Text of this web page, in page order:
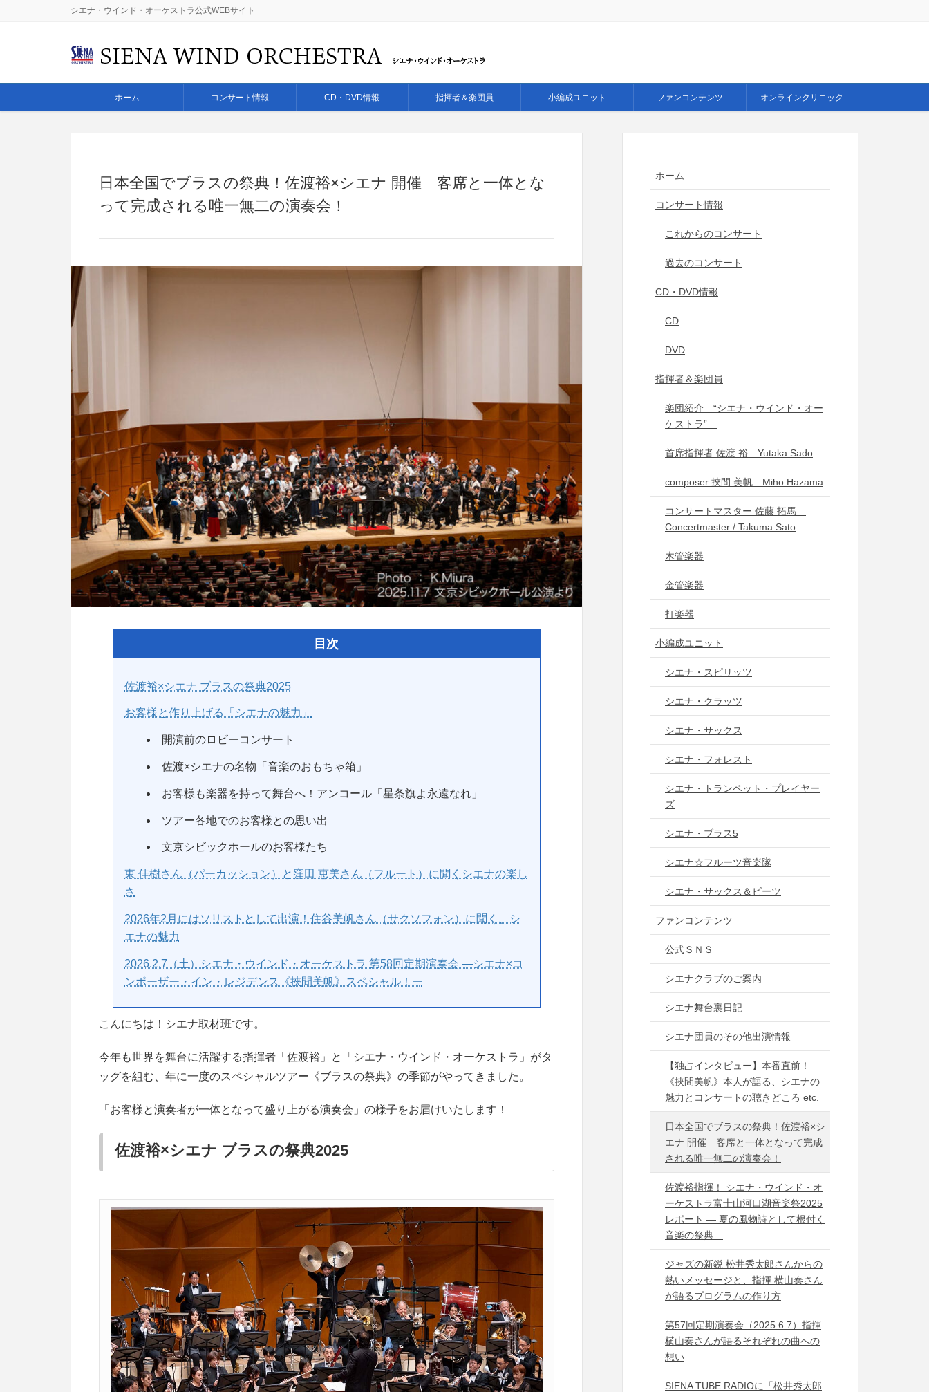
シエナ・ウインド・オーケストラ公式WEBサイト
ホーム コンサート情報 CD・DVD情報 指揮者＆楽団員 小編成ユニット ファンコンテンツ オンラインクリニック
日本全国でブラスの祭典！佐渡裕×シエナ 開催 客席と一体とな
って完成される唯一無二の演奏会！
目次
佐渡裕×シエナ ブラスの祭典2025
お客様と作り上げる「シエナの魅力」
開演前のロビーコンサート
佐渡×シエナの名物「音楽のおもちゃ箱」
お客様も楽器を持って舞台へ！アンコール「星条旗よ永遠なれ」
ツアー各地でのお客様との思い出
文京シビックホールのお客様たち
東 佳樹さん（パーカッション）と窪田 恵美さん（フルート）に聞くシエナの楽し
さ
2026年2月にはソリストとして出演！住谷美帆さん（サクソフォン）に聞く、シ
エナの魅力
2026.2.7（土）シエナ・ウインド・オーケストラ 第58回定期演奏会 ―シエナ×コ
ンポーザー・イン・レジデンス《挾間美帆》スペシャル！ー
こんにちは！シエナ取材班です。
今年も世界を舞台に活躍する指揮者「佐渡裕」と「シエナ・ウインド・オーケストラ」がタ
ッグを組む、年に一度のスペシャルツアー《ブラスの祭典》の季節がやってきました。
「お客様と演奏者が一体となって盛り上がる演奏会」の様子をお届けいたします！
佐渡裕×シエナ ブラスの祭典2025
ホーム
コンサート情報
これからのコンサート
過去のコンサート
CD・DVD情報
CD
DVD
指揮者＆楽団員
楽団紹介 “シエナ・ウインド・オー
ケストラ”
首席指揮者 佐渡 裕 Yutaka Sado
composer 挾間 美帆 Miho Hazama
コンサートマスター 佐藤 拓馬
Concertmaster / Takuma Sato
木管楽器
金管楽器
打楽器
小編成ユニット
シエナ・スピリッツ
シエナ・クラッツ
シエナ・サックス
シエナ・フォレスト
シエナ・トランペット・プレイヤー
ズ
シエナ・ブラス5
シエナ☆フルーツ音楽隊
シエナ・サックス＆ビーツ
ファンコンテンツ
公式ＳＮＳ
シエナクラブのご案内
シエナ舞台裏日記
シエナ団員のその他出演情報
【独占インタビュー】本番直前！
《挾間美帆》本人が語る、シエナの
魅力とコンサートの聴きどころ etc.
日本全国でブラスの祭典！佐渡裕×シ
エナ 開催 客席と一体となって完成
される唯一無二の演奏会！
佐渡裕指揮！ シエナ・ウインド・オ
ーケストラ富士山河口湖音楽祭2025
レポート ― 夏の風物詩として根付く
音楽の祭典―
ジャズの新鋭 松井秀太郎さんからの
熱いメッセージと、指揮 横山奏さん
が語るプログラムの作り方
第57回定期演奏会（2025.6.7）指揮
横山奏さんが語るそれぞれの曲への
想い
SIENA TUBE RADIOに「松井秀太郎